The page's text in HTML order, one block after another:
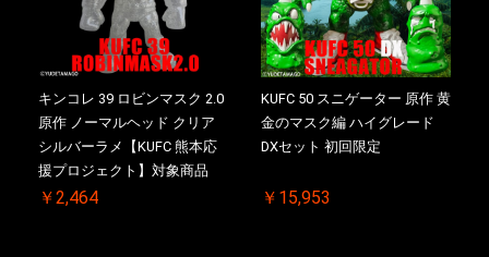
キンコレ 39 ロビンマスク 2.0
原作 ノーマルヘッド クリア
シルバーラメ【KUFC 熊本応
援プロジェクト】対象商品
￥2,464
KUFC 50 スニゲーター 原作 黄
金のマスク編 ハイグレード
DXセット 初回限定
￥15,953